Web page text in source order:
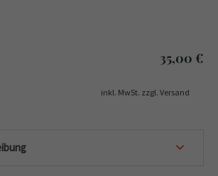
35,00 €
inkl. MwSt. zzgl. Versand